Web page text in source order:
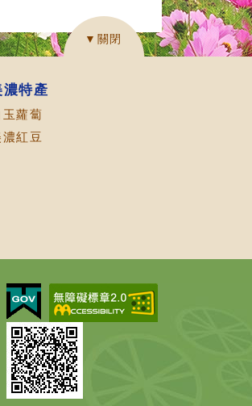
▼關閉
濃特產
玉蘿蔔
濃紅豆